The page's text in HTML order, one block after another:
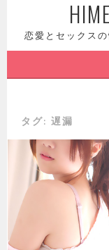
ツ
ッ
恋愛とセックス
タグ: 遅漏